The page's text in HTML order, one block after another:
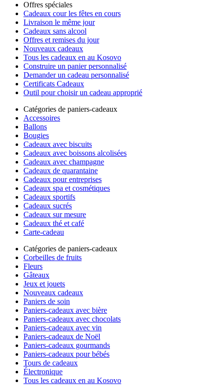
Offres spéciales
Cadeaux cour les fêtes en cours
Livraison le même jour
Cadeaux sans alcool
Offres et remises du jour
Nouveaux cadeaux
Tous les cadeaux en au Kosovo
Construire un panier personnalisé
Demander un cadeau personnalisé
Certificats Cadeaux
Outil pour choisir un cadeau approprié
Catégories de paniers-cadeaux
Accessoires
Ballons
Bougies
Cadeaux avec biscuits
Cadeaux avec boissons alcolisées
Cadeaux avec champagne
Cadeaux de quarantaine
Cadeaux pour entreprises
Cadeaux spa et cosmétiques
Cadeaux sportifs
Cadeaux sucrés
Cadeaux sur mesure
Cadeaux thé et café
Carte-cadeau
Catégories de paniers-cadeaux
Corbeilles de fruits
Fleurs
Gâteaux
Jeux et jouets
Nouveaux cadeaux
Paniers de soin
Paniers-cadeaux avec bière
Paniers-cadeaux avec chocolats
Paniers-cadeaux avec vin
Paniers-cadeaux de Noël
Paniers-cadeaux gourmands
Paniers-cadeaux pour bébés
Tours de cadeaux
Électronique
Tous les cadeaux en au Kosovo